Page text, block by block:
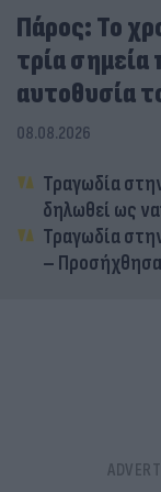
Πάρος: Το
τρία
αυτοθυσία
08.08.2026
Τραγωδία
δηλωθεί ως
Τραγωδία
–